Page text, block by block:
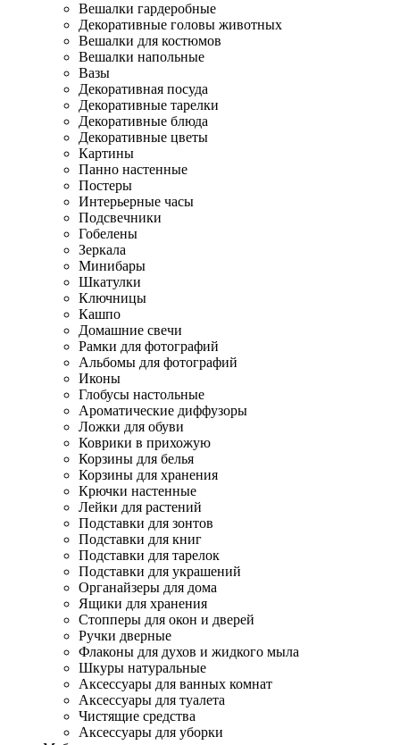
Вешалки гардеробные
Декоративные головы животных
Вешалки для костюмов
Вешалки напольные
Вазы
Декоративная посуда
Декоративные тарелки
Декоративные блюда
Декоративные цветы
Картины
Панно настенные
Постеры
Интерьерные часы
Подсвечники
Гобелены
Зеркала
Минибары
Шкатулки
Ключницы
Кашпо
Домашние свечи
Рамки для фотографий
Альбомы для фотографий
Иконы
Глобусы настольные
Ароматические диффузоры
Ложки для обуви
Коврики в прихожую
Корзины для белья
Корзины для хранения
Крючки настенные
Лейки для растений
Подставки для зонтов
Подставки для книг
Подставки для тарелок
Подставки для украшений
Органайзеры для дома
Ящики для хранения
Стопперы для окон и дверей
Ручки дверные
Флаконы для духов и жидкого мыла
Шкуры натуральные
Аксессуары для ванных комнат
Аксессуары для туалета
Чистящие средства
Аксессуары для уборки